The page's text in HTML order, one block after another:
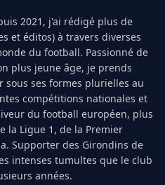
2021, j'ai rédigé plus de
et éditos) à travers diverses
du football. Passionné de
plus jeune âge, je prends
sous ses formes plurielles au
compétitions nationales et
du football européen, plus
la Ligue 1, de la Premier
Supporter des Girondins de
intenses tumultes que le club
années.